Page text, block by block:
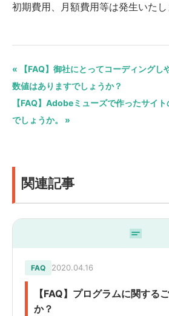
初期費用、月額費用等は発生いたし
« 【FAQ】御社にとってコーディングし
数値はありますでしょうか？
【FAQ】Adobeミューズで作ったサイ
でしょうか。 »
関連記事
FAQ 2020.04.16
【FAQ】プログラムに関する
か？